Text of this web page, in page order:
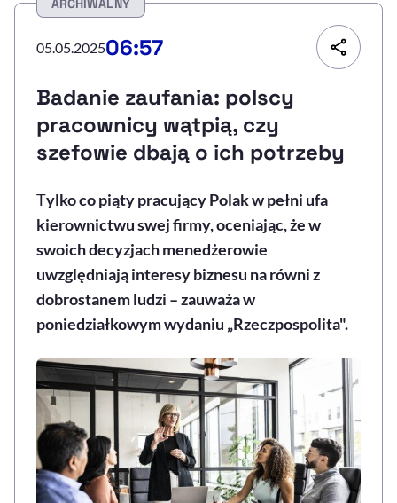
Sprawdź, jak i dlaczego zwiększamy dostępność
Deklaracja dostępności, otwiera się w nowym oknie
Zgłoś problem
, otwiera się w
ARCHIWALNY
05.05.202506:57
Badanie zaufania: polscy
pracownicy wątpią, czy
szefowie dbają o ich potrzeby
Tylko co piąty pracujący Polak w pełni ufa
kierownictwu swej firmy, oceniając, że w
swoich decyzjach menedżerowie
uwzględniają interesy biznesu na równi z
dobrostanem ludzi – zauważa w
poniedziałkowym wydaniu „Rzeczpospolita".